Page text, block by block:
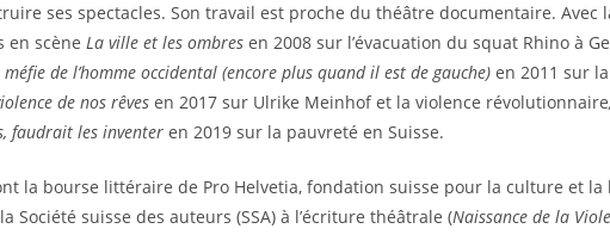
ses spectacles. Son travail est proche du théâtre documentaire. Avec
en scène La ville et les ombres en 2008 sur l’évacuation du squat Rhino à
méfie de l’homme occidental (encore plus quand il est de gauche) en 2011 sur
de nos rêves en 2017 sur Ulrike Meinhof et la violence révolutionnaire
faudrait les inventer en 2019 sur la pauvreté en Suisse.
la bourse littéraire de Pro Helvetia, fondation suisse pour la culture et
suisse des auteurs (SSA) à l’écriture théâtrale (Naissance de la